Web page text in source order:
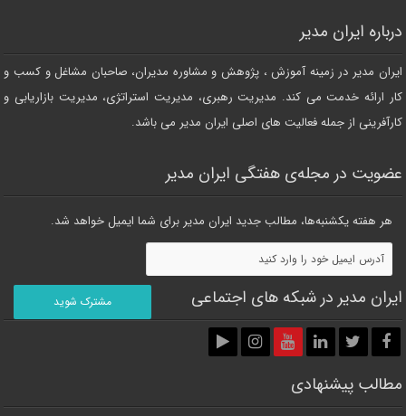
درباره ایران مدیر
ایران مدیر در زمینه آموزش ، پژوهش و مشاوره مدیران، صاحبان مشاغل و کسب و
کار ارائه خدمت می کند. مدیریت رهبری، مدیریت استراتژی، مدیریت بازاریابی و
کارآفرینی از جمله فعالیت های اصلی ایران مدیر می باشد.
عضویت در مجله‌ی هفتگی ایران مدیر
هر هفته یکشنبه‌ها، مطالب جدید ایران مدیر برای شما ایمیل خواهد شد.
ایران مدیر در شبکه های اجتماعی
مطالب پیشنهادی